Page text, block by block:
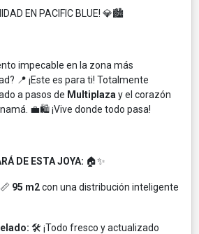
EN PACIFIC BLUE! 💎🏙️
impecable en la zona más
📍 ¡Este es para ti! Totalmente
a pasos de Multiplaza y el corazón
💼🛍️ ¡Vive donde todo pasa!
DE ESTA JOYA: 🏠✨
📏 95 m2con una distribución inteligente
🛠️ ¡Todo fresco y actualizado